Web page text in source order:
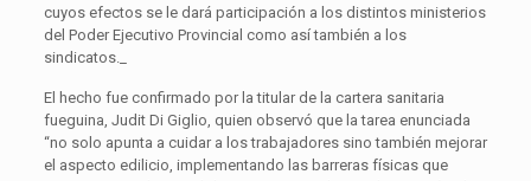
cuyos efectos se le dará participación a los distintos ministerios
del Poder Ejecutivo Provincial como así también a los
sindicatos._
El hecho fue confirmado por la titular de la cartera sanitaria
fueguina, Judit Di Giglio, quien observó que la tarea enunciada
“no solo apunta a cuidar a los trabajadores sino también mejorar
el aspecto edilicio, implementando las barreras físicas que